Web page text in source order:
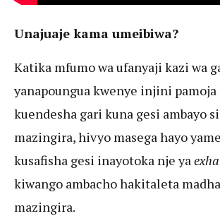
Unajuaje kama umeibiwa?
Katika mfumo wa ufanyaji kazi wa
yanapoungua kwenye injini pamoja
kuendesha gari kuna gesi ambayo
mazingira, hivyo masega hayo
kusafisha gesi inayotoka nje ya
kiwango ambacho hakitaleta
mazingira.